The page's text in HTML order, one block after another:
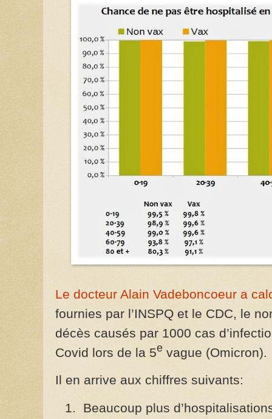
Le docteur Alain Vadeboncoeur a
fournies par l’INSPQ et le CDC, le
décès causés par 1000 cas
Covid lors de la 5e vague (Omicron).
Il en arrive aux chiffres suivants:
Beaucoup plus